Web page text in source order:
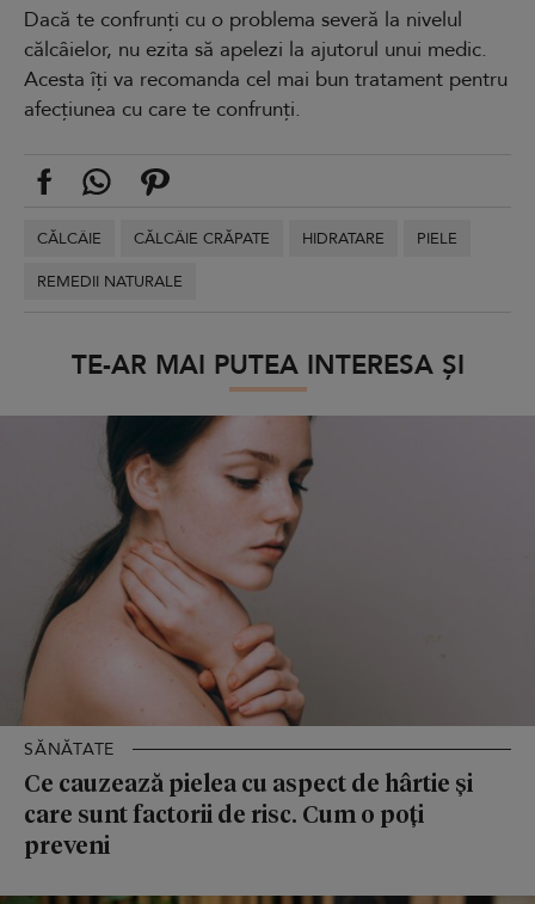
Dacă te confrunți cu o problema severă la nivelul
călcâielor, nu ezita să apelezi la ajutorul unui medic.
Acesta îți va recomanda cel mai bun tratament pentru
afecțiunea cu care te confrunți.
CĂLCÂIE CĂLCÂIE CRĂPATE HIDRATARE
PIELE
REMEDII NATURALE
TE-AR MAI PUTEA INTERESA ȘI
SĂNĂTATE
Ce cauzează pielea cu aspect de hârtie și
care sunt factorii de risc. Cum o poți
preveni